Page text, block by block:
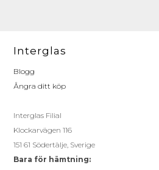
Interglas
Blogg
Ångra ditt köp
Interglas Filial
Klockarvägen 116
151 61 Södertälje, Sverige
Bara för hämtning: